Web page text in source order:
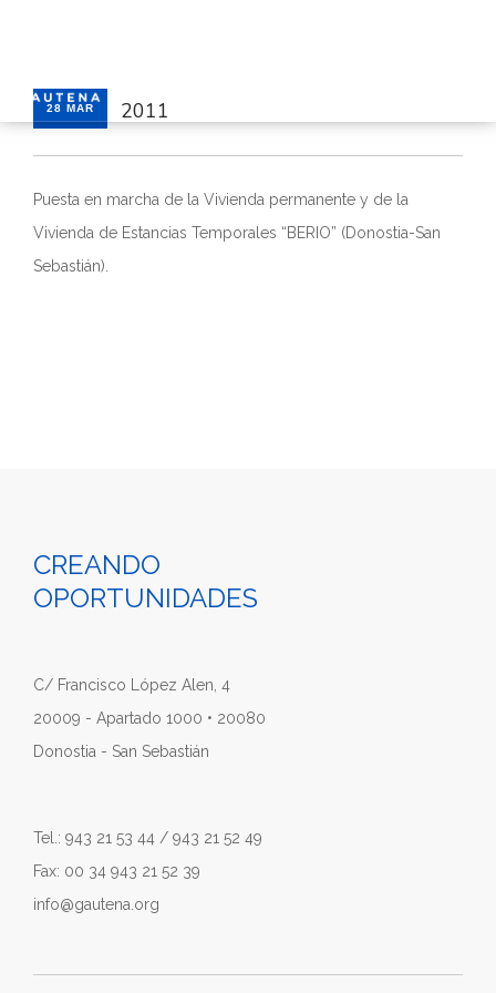
INICIO
GAUTENA
AUTISMO
COMUNICACIÓN
28 MAR 2011
Puesta en marcha de la Vivienda permanente y de la
Vivienda de Estancias Temporales “BERIO” (Donostia-San
Sebastián).
CREANDO
OPORTUNIDADES
C/ Francisco López Alen, 4
20009 - Apartado 1000 • 20080
Donostia - San Sebastián
Tel.: 943 21 53 44 / 943 21 52 49
Fax: 00 34 943 21 52 39
info@gautena.org